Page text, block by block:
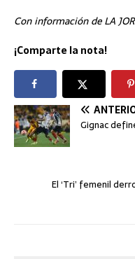
Con información de LA
¡Comparte la nota!
Gignac
El ‘Tri’ femenil